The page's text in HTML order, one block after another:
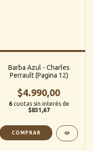
Barba Azul - Charles
Perrault (Pagina 12)
$4.990,00
6 cuotas sin interés de
$831,67